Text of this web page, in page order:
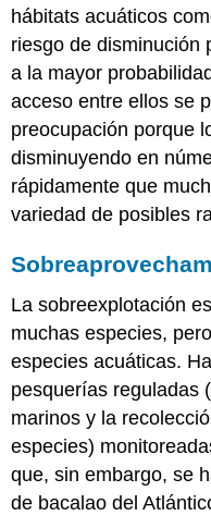
hábitats acuáticos
riesgo de disminución
a la mayor
acceso entre ellos se
preocupación porque
disminuyendo en
rápidamente que
variedad de posibles
La sobreexplotación
muchas especies,
especies acuáticas.
pesquerías reguladas
marinos y la
especies)
que, sin embargo, se
de bacalao del